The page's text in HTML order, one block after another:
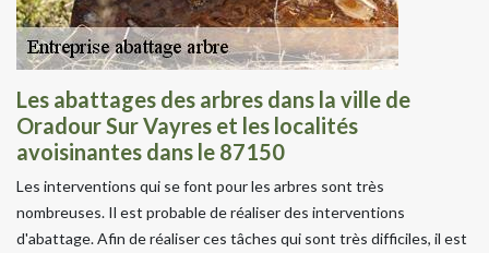
Les abattages des arbres dans la ville de
Oradour Sur Vayres et les localités
avoisinantes dans le 87150
Les interventions qui se font pour les arbres sont très
nombreuses. Il est probable de réaliser des interventions
d'abattage. Afin de réaliser ces tâches qui sont très difficiles, il est